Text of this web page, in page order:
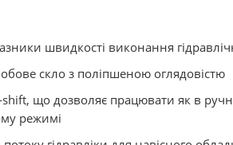
швидкості виконання
скло з поліпшеною оглядовістю
shift, що дозволяє працювати як в
режимі